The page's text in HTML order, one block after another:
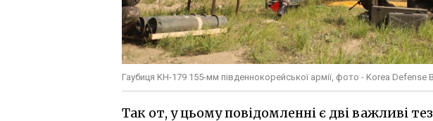
Гаубиця KH-179 155-мм південнокорейської армії, фото - Korea Defense
Так от, у цьому повідомленні є дві важливі